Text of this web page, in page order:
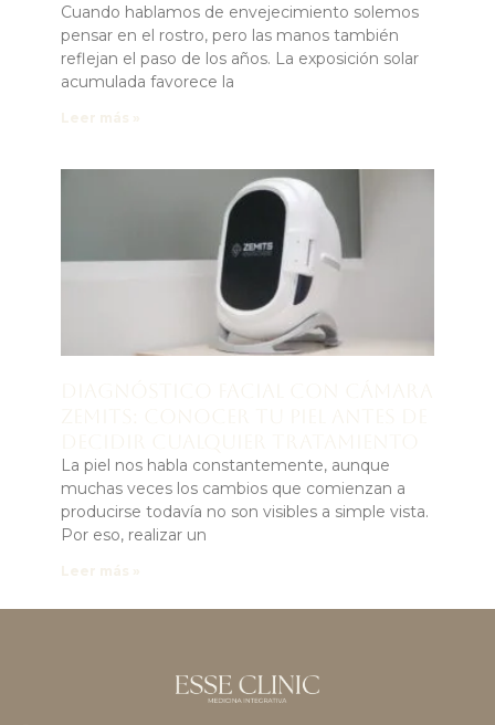
Cuando hablamos de envejecimiento solemos
pensar en el rostro, pero las manos también
reflejan el paso de los años. La exposición solar
acumulada favorece la
La piel nos habla constantemente, aunque
muchas veces los cambios que comienzan a
producirse todavía no son visibles a simple vista.
Por eso, realizar un